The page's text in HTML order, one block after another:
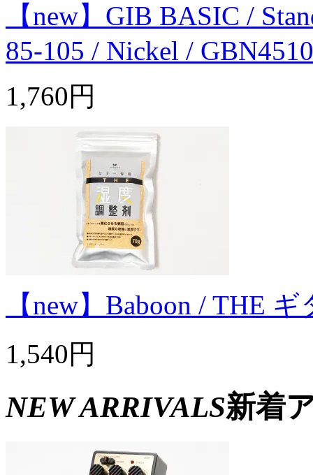
【new】GIB BASIC /
85-105 / Nickel /
1,760円
【new】Baboon / THE
1,540円
NEW ARRIVALS新着